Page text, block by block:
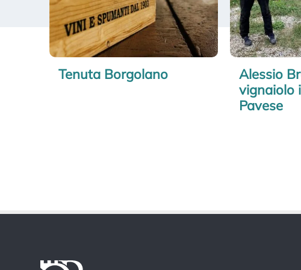
Tenuta Borgolano
Alessio
vignaiolo
Pavese